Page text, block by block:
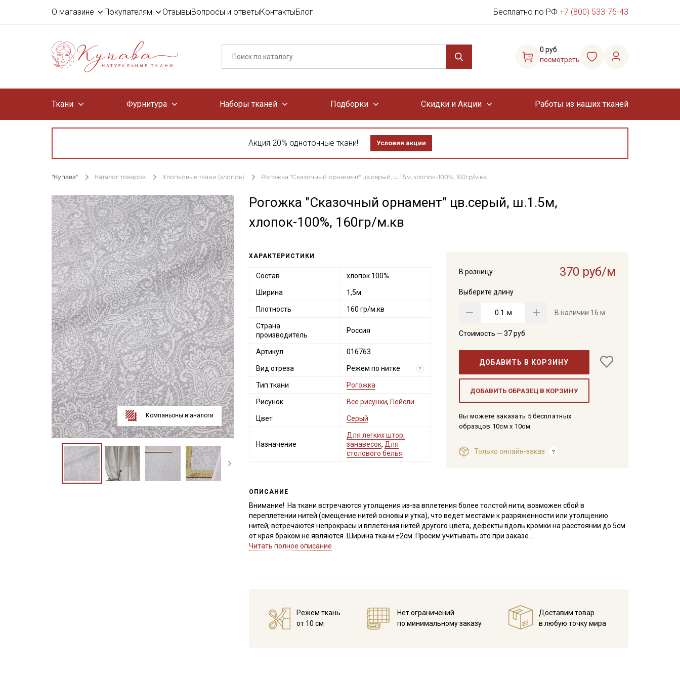
О магазине Покупателям ОтзывыВопросы и ответыКонтактыБлог Бесплатно по РФ +7 (800) 533-75-43
0 руб.
посмотреть
Ткани Фурнитура Наборы тканей Подборки Скидки и Акции Работы из наших тканей
Акция 20% однотонные ткани! Условия акции
"Купава" Каталог товаров Хлопковые ткани (хлопок) Рогожка "Сказочный орнамент" цв.серый, ш.1.5м, хлопок-100%, 160гр/м.кв
Компаньоны и аналоги
Рогожка "Сказочный орнамент" цв.серый, ш.1.5м,
хлопок-100%, 160гр/м.кв
В розницу 370 руб/м
Выберите длину
м В наличии 16 м
Стоимость — 37руб
ДОБАВИТЬ В КОРЗИНУ
ДОБАВИТЬ ОБРАЗЕЦ В КОРЗИНУ
Вы можете заказать 5 бесплатных
образцов 10см x 10см
Только онлайн-заказ
ХАРАКТЕРИСТИКИ
Состав хлопок 100%
Ширина 1,5м
Плотность 160 гр/м.кв
Страна
производитель
Россия
Артикул 016763
Вид отреза Режем по нитке ?
Тип ткани Рогожка
Рисунок Все рисунки, Пейсли
Цвет Серый
Назначение
Для легких штор,
занавесок, Для
столового белья
ОПИСАНИЕ
Внимание! На ткани встречаются утолщения из-за вплетения более толстой нити, возможен сбой в
переплетении нитей (смещение нитей основы и утка), что ведет местами к разряженности или утолщению
нитей, встречаются непрокрасы и вплетения нитей другого цвета, дефекты вдоль кромки на расстоянии до 5см
от края браком не являются. Ширина ткани ±2см. Просим учитывать это при заказе.
подушки, скатерти, кухонные принадлежности, полотенца со стойкими набивными рисунками, которые очень
практичны и прекрасно дополнят интерьер любой кухни, для пошива сумок — хозяйственных и модных женских
сумочек в эко-стиле, также рогожку используют для пошива одежды.
Читать полное описание
Режем ткань
от 10 см
Нет ограничений
по минимальному заказу
Доставим товар
в любую точку мира